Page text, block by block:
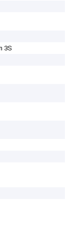
3S